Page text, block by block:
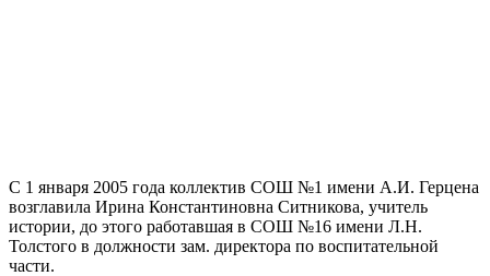
С 1 января 2005 года коллектив СОШ №1 имени А.И. Герцена
возглавила Ирина Константиновна Ситникова, учитель
истории, до этого работавшая в СОШ №16 имени Л.Н.
Толстого в должности зам. директора по воспитательной
части.